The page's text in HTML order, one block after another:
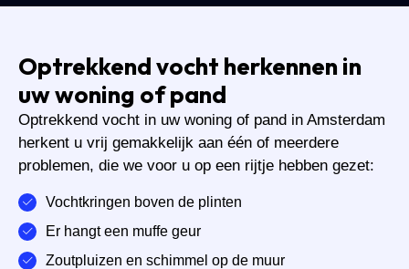
Optrekkend vocht herkennen in
uw woning of pand
Optrekkend vocht in uw woning of pand in Amsterdam
herkent u vrij gemakkelijk aan één of meerdere
problemen, die we voor u op een rijtje hebben gezet:
Vochtkringen boven de plinten
Er hangt een muffe geur
Zoutpluizen en schimmel op de muur